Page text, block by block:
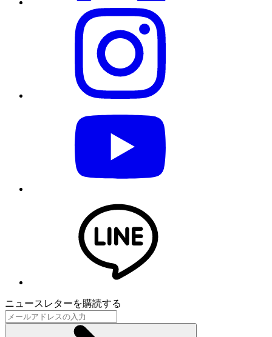
ニュースレターを購読する